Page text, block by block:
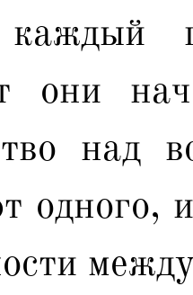
они
над
одного,